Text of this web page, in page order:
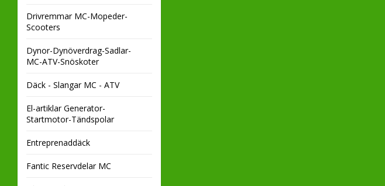
Drivremmar MC-Mopeder-
Scooters
Dynor-Dynöverdrag-Sadlar-
MC-ATV-Snöskoter
Däck - Slangar MC - ATV
El-artiklar Generator-
Startmotor-Tändspolar
Entreprenaddäck
Fantic Reservdelar MC